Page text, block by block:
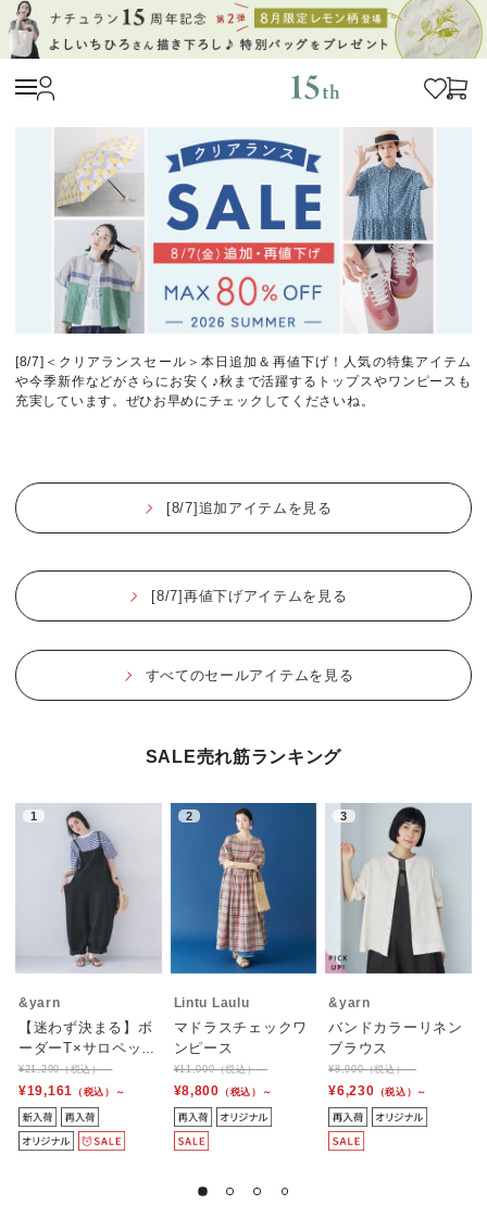
[8/7]＜クリアランスセール＞本日追加＆再値下げ！人気の特集アイテム
や今季新作などがさらにお安く♪秋まで活躍するトップスやワンピースも
充実しています。ぜひお早めにチェックしてくださいね。
[8/7]追加アイテムを見る
[8/7]再値下げアイテムを見る
すべてのセールアイテムを見る
SALE売れ筋ランキング
1
&yarn
【迷わず決まる】ボ
ーダーT×サロペット
セット
¥21,290（税込）～
¥19,161 （税込）～
2
Lintu Laulu
マドラスチェックワ
ンピース
¥11,000（税込）～
¥8,800 （税込）～
3
&yarn
バンドカラーリネン
ブラウス
¥8,900（税込）～
¥6,230 （税込）～